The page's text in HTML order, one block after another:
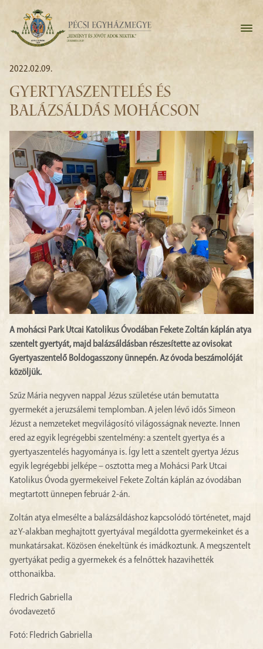
2022.02.09.
GYERTYASZENTELÉS ÉS
BALÁZSÁLDÁS MOHÁCSON
A mohácsi Park Utcai Katolikus Óvodában Fekete Zoltán káplán atya
szentelt gyertyát, majd balázsáldásban részesítette az ovisokat
Gyertyaszentelő Boldogasszony ünnepén. Az óvoda beszámolóját
közöljük.
Szűz Mária negyven nappal Jézus születése után bemutatta
gyermekét a jeruzsálemi templomban. A jelen lévő idős Simeon
Jézust a nemzeteket megvilágosító világosságnak nevezte. Innen
ered az egyik legrégebbi szentelmény: a szentelt gyertya és a
gyertyaszentelés hagyománya is. Így lett a szentelt gyertya Jézus
egyik legrégebbi jelképe – osztotta meg a Mohácsi Park Utcai
Katolikus Óvoda gyermekeivel Fekete Zoltán káplán az óvodában
megtartott ünnepen február 2-án.
Zoltán atya elmesélte a balázsáldáshoz kapcsolódó történetet, majd
az Y-alakban meghajtott gyertyával megáldotta gyermekeinket és a
munkatársakat. Közösen énekeltünk és imádkoztunk. A megszentelt
gyertyákat pedig a gyermekek és a felnőttek hazavihették
otthonaikba.
Fledrich Gabriella
óvodavezető
Fotó: Fledrich Gabriella